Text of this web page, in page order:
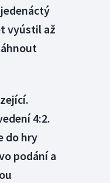
vyústil až
4:2.
do hry
podání a